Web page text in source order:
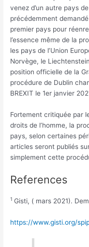
venez d’un autre pays
précédemment
premier pays pour
l’essence même de la
les pays de l’Union
Norvège, le
position officielle de la
procédure de Dublin
BREXIT le 1er janvier
Fortement critiquée par
droits de l’homme, la
pays, selon certaines
articles seront publiés
simplement cette
References
1 Gisti, ( mars 2021).
https://www.gisti.org/